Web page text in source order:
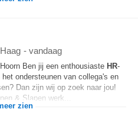
- vandaag
Ben jij een enthousiaste HR-
ondersteunen van collega's en
Dan zijn wij op zoek naar jou!
& Slapen werk...
zien